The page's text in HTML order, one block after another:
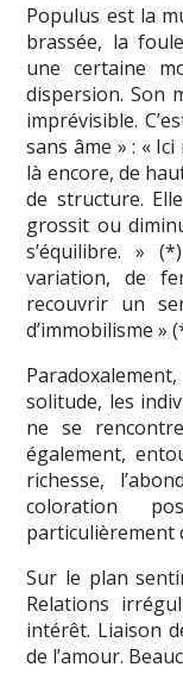
Populus est la
brassée, la
une certaine
dispersion. Son
imprévisible.
sans âme » : «
là encore, de
de structure.
grossit ou
s’équilibre. »
variation, de
recouvrir un
d’immobilisme »
solitude, les
ne se
également,
richesse,
coloration
particulièrement
Sur le plan
Relations
intérêt. Liaison
de l’amour.